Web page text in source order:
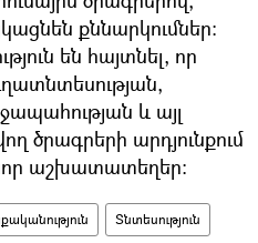
քննարկումներ:
են հայտնել, որ
և այլ
ծրագրերի արդյունքում
աշխատատեղեր:
Տնտեսություն